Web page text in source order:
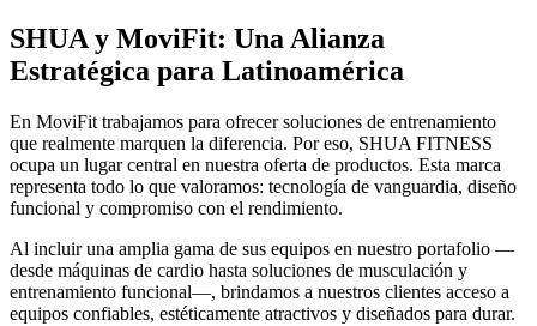
SHUA y MoviFit: Una Alianza
Estratégica para Latinoamérica
En MoviFit trabajamos para ofrecer soluciones de entrenamiento
que realmente marquen la diferencia. Por eso, SHUA FITNESS
ocupa un lugar central en nuestra oferta de productos. Esta marca
representa todo lo que valoramos: tecnología de vanguardia, diseño
funcional y compromiso con el rendimiento.
Al incluir una amplia gama de sus equipos en nuestro portafolio —
desde máquinas de cardio hasta soluciones de musculación y
entrenamiento funcional—, brindamos a nuestros clientes acceso a
equipos confiables, estéticamente atractivos y diseñados para durar.